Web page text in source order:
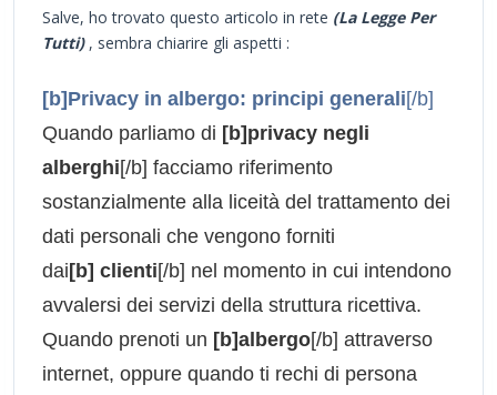
Salve, ho trovato questo articolo in rete (La Legge Per
Tutti), sembra chiarire gli aspetti :
[b]Privacy in albergo: principi generali[/b]
Quando parliamo di [b]privacy negli
alberghi[/b] facciamo riferimento
sostanzialmente alla liceità del trattamento dei
dati personali che vengono forniti
dai[b] clienti[/b] nel momento in cui intendono
avvalersi dei servizi della struttura ricettiva.
Quando prenoti un [b]albergo[/b] attraverso
internet, oppure quando ti rechi di persona